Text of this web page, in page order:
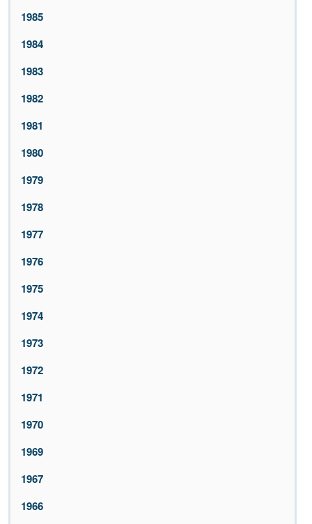
1985
1984
1983
1982
1981
1980
1979
1978
1977
1976
1975
1974
1973
1972
1971
1970
1969
1967
1966